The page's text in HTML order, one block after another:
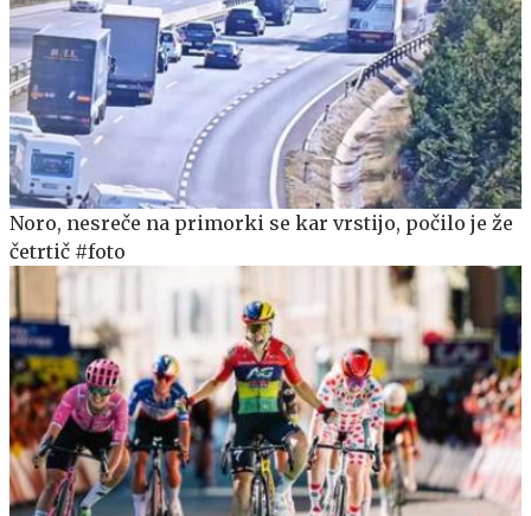
Noro, nesreče na primorki se kar vrstijo, počilo je že
četrtič #foto